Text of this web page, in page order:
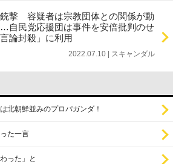
撃 容疑者は宗教団体との関係が動
自民党応援団は事件を安倍批判のせ
論封殺」に利用
2022.07.10 | スキャンダル
北朝鮮並みのプロパガンダ！
た一言
った」と